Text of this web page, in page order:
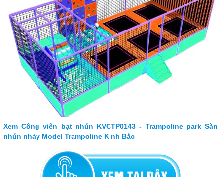
Xem Công viên bạt nhún KVCTP0143 - Trampoline park Sàn
nhún nhảy Model Trampoline Kinh Bắc